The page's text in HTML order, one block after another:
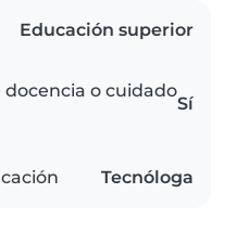
Educación superior
o cuidado
Sí
Tecnóloga